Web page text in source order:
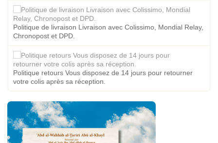
Politique de livraison Livraison avec Colissimo, Mondial Relay,
Chronopost et DPD.
Politique retours Vous disposez de 14 jours pour retourner
votre colis après sa réception.